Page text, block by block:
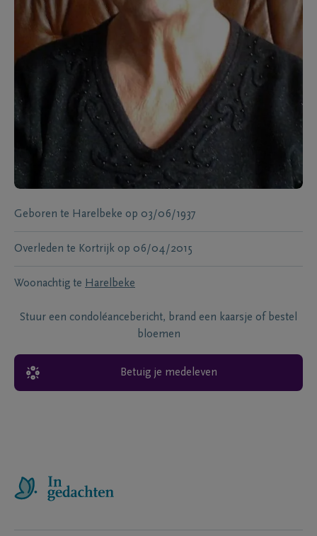
Geboren te Harelbeke op 03/06/1937
Overleden te Kortrijk op 06/04/2015
Woonachtig te Harelbeke
Stuur een condoléancebericht, brand een kaarsje of bestel
bloemen
Betuig je medeleven